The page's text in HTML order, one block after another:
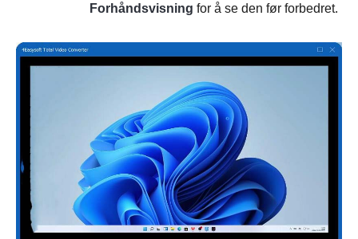
Forhåndsvisning for å se den før forbedret.